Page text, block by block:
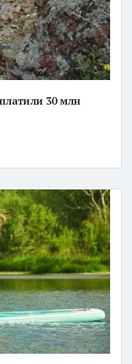
30 млн